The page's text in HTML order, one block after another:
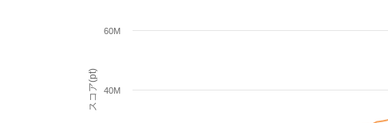
スコア(pt) 40M
60M